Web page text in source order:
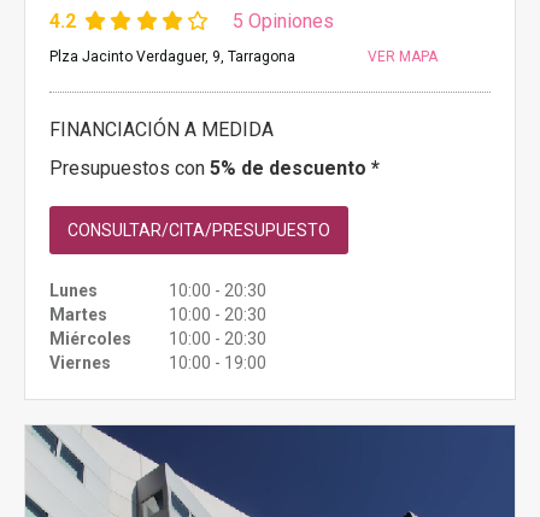
4.2 5 Opiniones
Plza Jacinto Verdaguer, 9, Tarragona VER MAPA
FINANCIACIÓN A MEDIDA
Presupuestos con 5% de descuento *
CONSULTAR/CITA/PRESUPUESTO
Lunes
10:00 - 20:30
Martes
10:00 - 20:30
Miércoles
10:00 - 20:30
Viernes
10:00 - 19:00